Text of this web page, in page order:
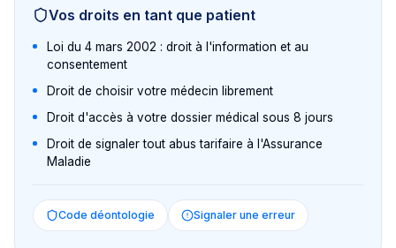
Vos droits en tant que patient
Loi du 4 mars 2002 : droit à l'information et au
consentement
Droit de choisir votre médecin librement
Droit d'accès à votre dossier médical sous 8 jours
Droit de signaler tout abus tarifaire à l'Assurance
Maladie
Code déontologie Signaler une erreur